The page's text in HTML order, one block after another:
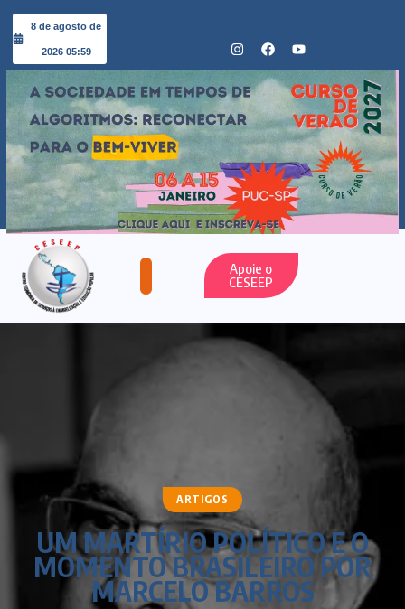
8 de agosto de
2026 05:59
Apoie o
CESEEP
ARTIGOS
UM MARTÍRIO POLÍTICO E O
MOMENTO BRASILEIRO POR
MARCELO BARROS